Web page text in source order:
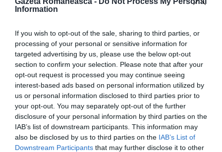
Information
If you wish to opt-out of the sale, sharing to third parties, or
processing of your personal or sensitive information for
targeted advertising by us, please use the below opt-out
section to confirm your selection. Please note that after your
opt-out request is processed you may continue seeing
interest-based ads based on personal information utilized by
us or personal information disclosed to third parties prior to
your opt-out. You may separately opt-out of the further
disclosure of your personal information by third parties on the
IAB’s list of downstream participants. This information may
also be disclosed by us to third parties on the IAB’s List of
Downstream Participants that may further disclose it to other